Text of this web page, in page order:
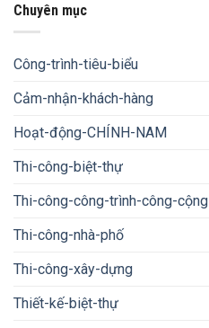
Chuyên mục
Công-trình-tiêu-biểu
Cảm-nhận-khách-hàng
Hoạt-động-CHÍNH-NAM
Thi-công-biệt-thự
Thi-công-công-trình-công-cộng
Thi-công-nhà-phố
Thi-công-xây-dựng
Thiết-kế-biệt-thự